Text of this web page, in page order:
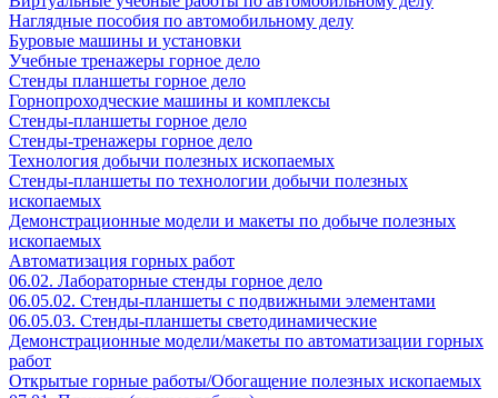
Наглядные пособия по автомобильному делу
Буровые машины и установки
Учебные тренажеры горное дело
Стенды планшеты горное дело
Горнопроходческие машины и комплексы
Стенды-планшеты горное дело
Стенды-тренажеры горное дело
Технология добычи полезных ископаемых
Стенды-планшеты по технологии добычи полезных
ископаемых
Демонстрационные модели и макеты по добыче полезных
ископаемых
Автоматизация горных работ
06.02. Лабораторные стенды горное дело
06.05.02. Стенды-планшеты с подвижными элементами
06.05.03. Стенды-планшеты светодинамические
Демонстрационные модели/макеты по автоматизации горных
работ
Открытые горные работы/Обогащение полезных ископаемых